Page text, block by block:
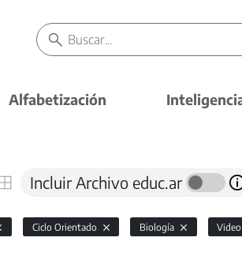
Alfabetización
Incluir Archivo educ.ar
Ciclo Orientado Biología Video